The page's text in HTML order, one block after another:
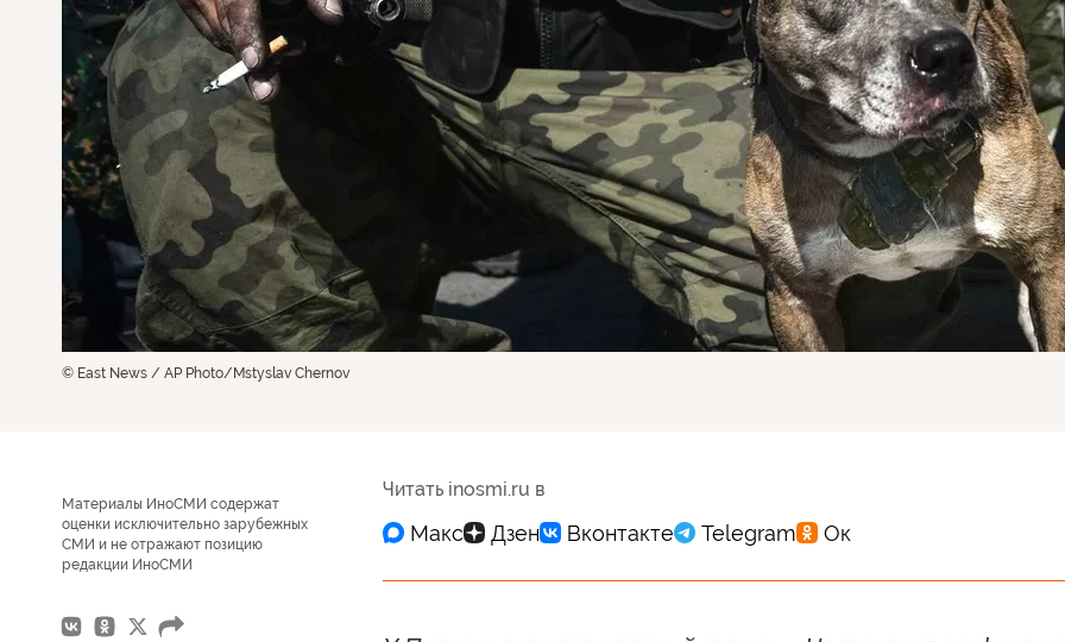
© East News / AP Photo/Mstyslav Chernov
Материалы ИноСМИ содержат
оценки исключительно зарубежных
СМИ и не отражают позицию
редакции ИноСМИ
Читать inosmi.ru в